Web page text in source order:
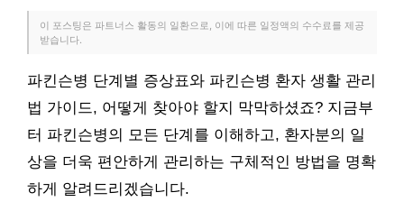
이 포스팅은 파트너스 활동의 일환으로, 이에 따른 일정액의 수수료를 제공
받습니다.
파킨슨병 단계별 증상표와 파킨슨병 환자 생활 관리
법 가이드, 어떻게 찾아야 할지 막막하셨죠? 지금부
터 파킨슨병의 모든 단계를 이해하고, 환자분의 일
상을 더욱 편안하게 관리하는 구체적인 방법을 명확
하게 알려드리겠습니다.